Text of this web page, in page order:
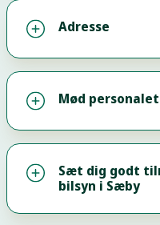
Adresse
Mød
Sæt dig godt
bilsyn i Sæby